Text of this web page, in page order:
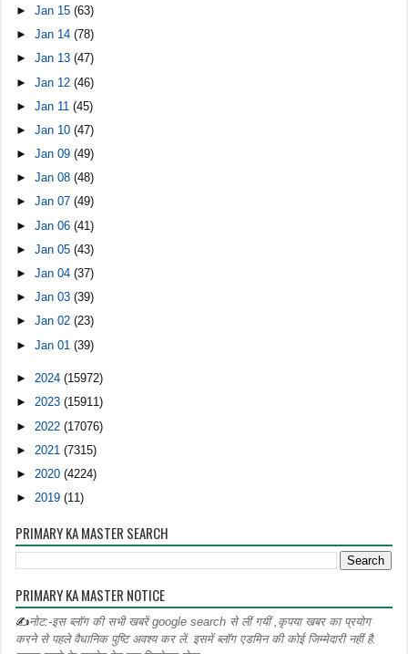
►Jan 15(63)
►Jan 14(78)
►Jan 13(47)
►Jan 12(46)
►Jan 11(45)
►Jan 10(47)
►Jan 09(49)
►Jan 08(48)
►Jan 07(49)
►Jan 06(41)
►Jan 05(43)
►Jan 04(37)
►Jan 03(39)
►Jan 02(23)
►Jan 01(39)
►2024(15972)
►2023(15911)
► 2022(17076)
► 2021(7315)
► 2020(4224)
►2019(11)
PRIMARY KA MASTER SEARCH
PRIMARY KA MASTER NOTICE
✍नोट:-इस ब्लॉग की सभी खबरें google search से लीं गयीं ,कृपया खबर का प्रयोग
करने से पहले वैधानिक पुष्टि अवश्य कर लें. इसमें ब्लॉग एडमिन की कोई जिम्मेदारी नहीं है.